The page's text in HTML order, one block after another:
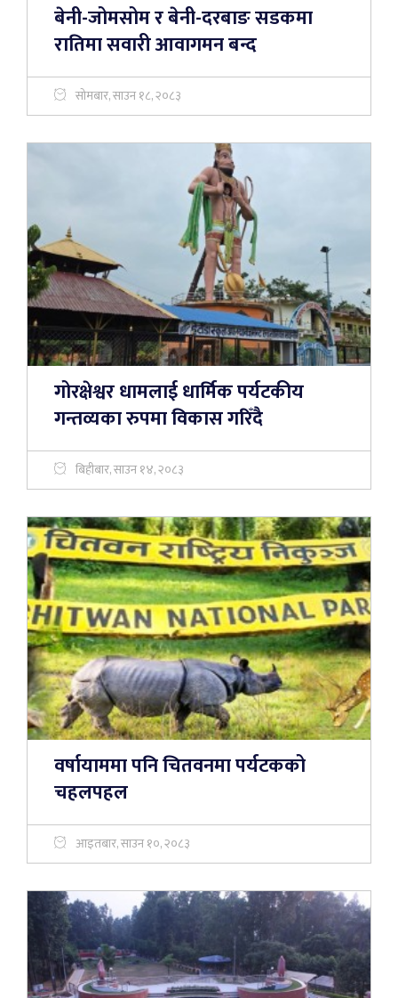
बेनी-जोमसोम र बेनी-दरबाङ सडकमा
रातिमा सवारी आवागमन बन्द
सोमबार, साउन १८, २०८३
गोरक्षेश्वर धामलाई धार्मिक पर्यटकीय
गन्तव्यका रुपमा विकास गरिँदै
बिहीबार, साउन १४, २०८३
वर्षायाममा पनि चितवनमा पर्यटकको
चहलपहल
आइतबार, साउन १०, २०८३